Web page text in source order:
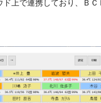
上で連携しており、Ｂ